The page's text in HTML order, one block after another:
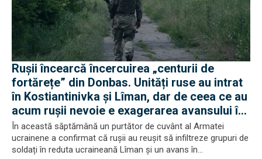
Rușii încearcă încercuirea „centurii de
fortărețe” din Donbas. Unități ruse au intrat
în Kostiantinivka și Lîman, dar de ceea ce au
acum rușii nevoie e exagerarea avansului în
Ucraina
În această săptămână un purtător de cuvânt al Armatei
ucrainene a confirmat că rușii au reușit să infiltreze grupuri de
soldați în reduta ucraineană Lîman și un avans în...